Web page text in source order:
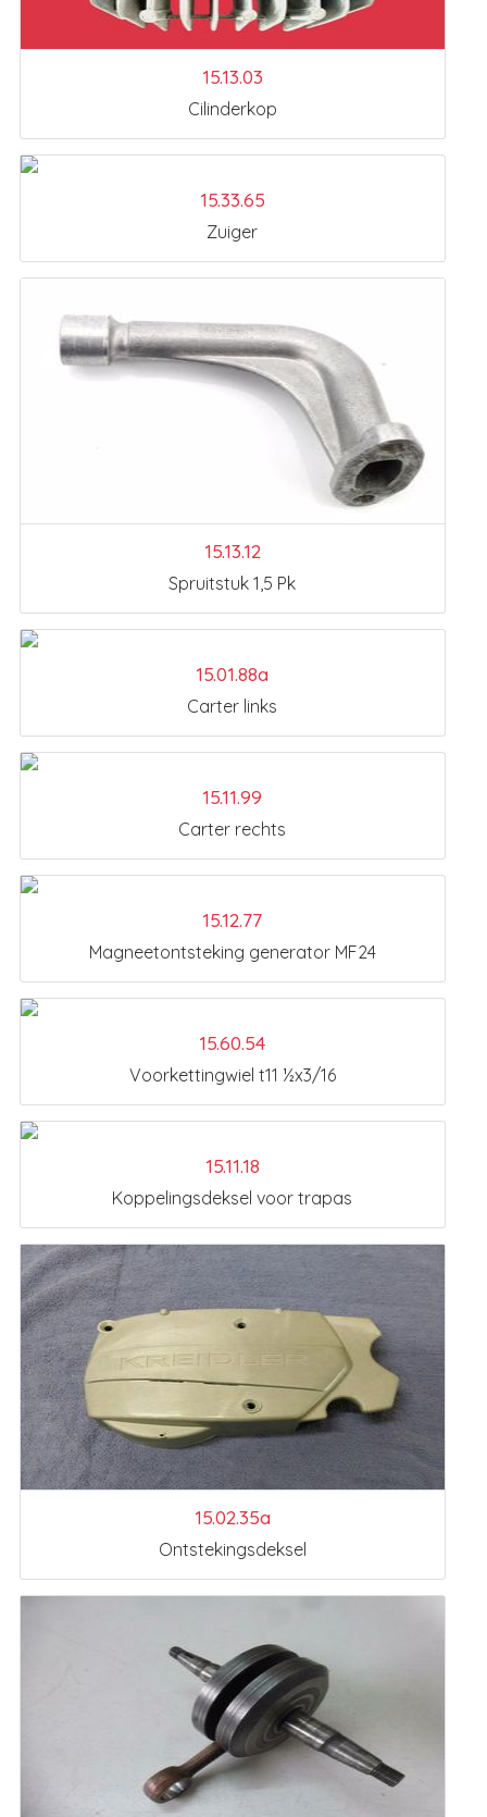
15.13.03
Cilinderkop
15.33.65
Zuiger
15.13.12
Spruitstuk 1,5 Pk
15.01.88a
Carter links
15.11.99
Carter rechts
15.12.77
Magneetontsteking generator MF24
15.60.54
Voorkettingwiel t11 ½x3/16
15.11.18
Koppelingsdeksel voor trapas
15.02.35a
Ontstekingsdeksel